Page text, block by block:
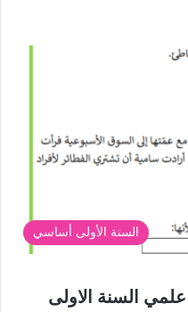
السنة الأولى أساسي
علمي السنة الاولى